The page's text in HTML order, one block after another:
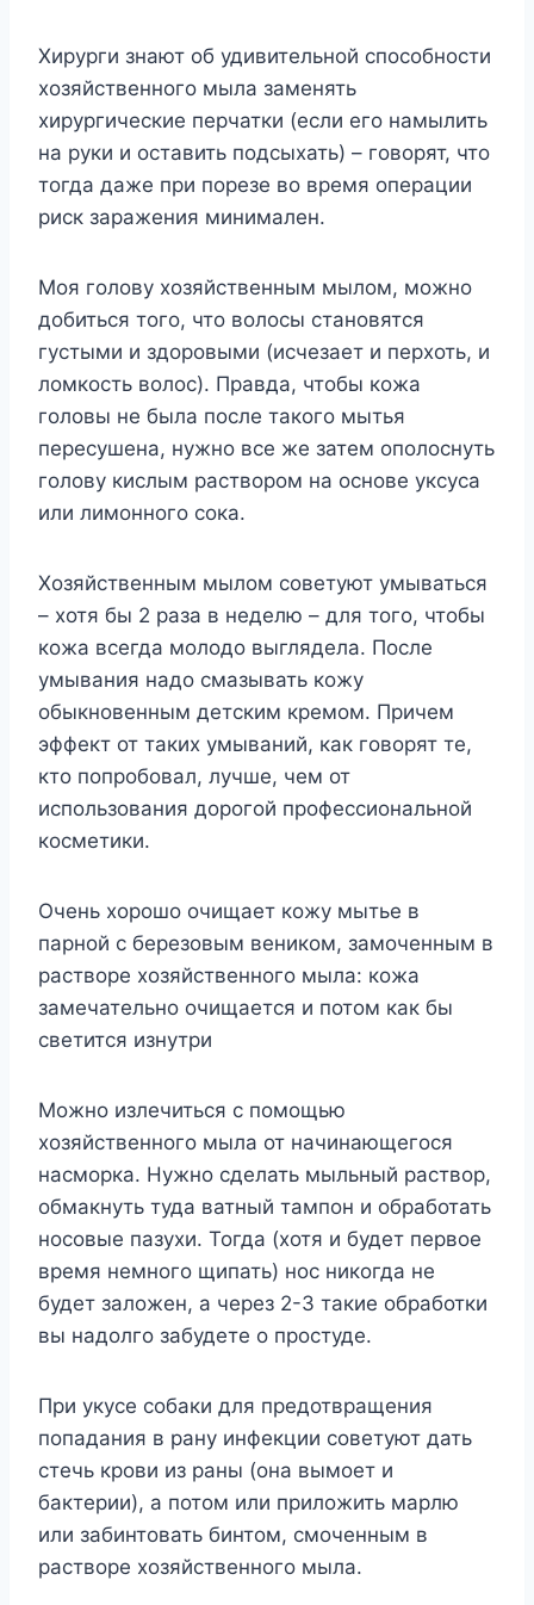
Хирурги знают об удивительной способности
хозяйственного мыла заменять
хирургические перчатки (если его намылить
на руки и оставить подсыхать) – говорят, что
тогда даже при порезе во время операции
риск заражения минимален.
Моя голову хозяйственным мылом, можно
добиться того, что волосы становятся
густыми и здоровыми (исчезает и перхоть, и
ломкость волос). Правда, чтобы кожа
головы не была после такого мытья
пересушена, нужно все же затем ополоснуть
голову кислым раствором на основе уксуса
или лимонного сока.
Хозяйственным мылом советуют умываться
– хотя бы 2 раза в неделю – для того, чтобы
кожа всегда молодо выглядела. После
умывания надо смазывать кожу
обыкновенным детским кремом. Причем
эффект от таких умываний, как говорят те,
кто попробовал, лучше, чем от
использования дорогой профессиональной
косметики.
Очень хорошо очищает кожу мытье в
парной с березовым веником, замоченным в
растворе хозяйственного мыла: кожа
замечательно очищается и потом как бы
светится изнутри
Можно излечиться с помощью
хозяйственного мыла от начинающегося
насморка. Нужно сделать мыльный раствор,
обмакнуть туда ватный тампон и обработать
носовые пазухи. Тогда (хотя и будет первое
время немного щипать) нос никогда не
будет заложен, а через 2-3 такие обработки
вы надолго забудете о простуде.
При укусе собаки для предотвращения
попадания в рану инфекции советуют дать
стечь крови из раны (она вымоет и
бактерии), а потом или приложить марлю
или забинтовать бинтом, смоченным в
растворе хозяйственного мыла.